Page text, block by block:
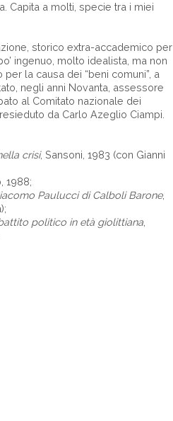
Capita a molti, specie tra i miei
storico extra-accademico per
ingenuo, molto idealista, ma non
la causa dei “beni comuni”, a
negli anni Novanta, assessore
al Comitato nazionale dei
da Carlo Azeglio Ciampi.
crisi, Sansoni, 1983 (con Gianni
1988;
Paulucci di Calboli Barone,
politico in età giolittiana